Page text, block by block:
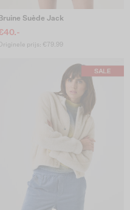
Bruine Suède Jack
Originele prijs: €79.99